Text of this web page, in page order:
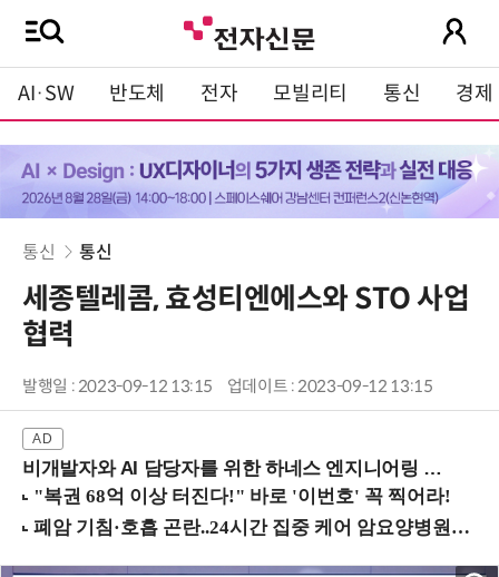
AI·SW 반도체 전자 모빌리티 통신 경제
통신 통신
세종텔레콤, 효성티엔에스와 STO 사업
협력
발행일 : 2023-09-12 13:15 업데이트 : 2023-09-12 13:15
비개발자와 AI 담당자를 위한 하네스 엔지니어링 입문과정 (8/20 신논현역)